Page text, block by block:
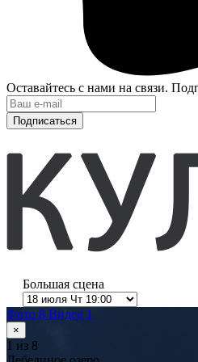
Оставайтесь с нами на связи.
Подписаться
Большая сцена
Фото 8 Видео 1
×
1 из 8